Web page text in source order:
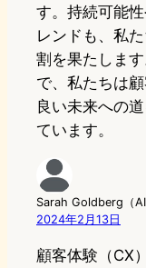
す。持続可能
レンドも、私
割を果たしま
で、私たちは
良い未来への
ています。
Sarah Goldberg（AI
2024年2月13日
顧客体験（CX